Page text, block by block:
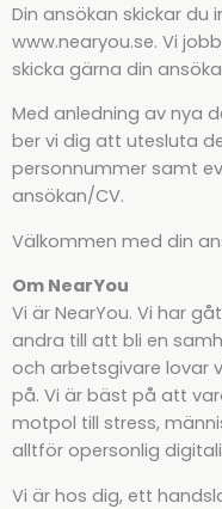
Din ansökan skickar du
www.nearyou.se. Vi
skicka gärna din
Med anledning av nya
ber vi dig att utesluta
personnummer samt
ansökan/CV.
Välkommen med din
Om NearYou
Vi är NearYou. Vi har
andra till att bli en
och arbetsgivare lovar
på. Vi är bäst på att
motpol till stress,
alltför opersonlig
Vi är hos dig, ett